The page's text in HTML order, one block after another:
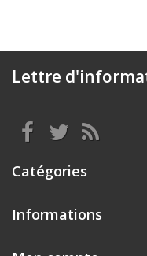
Lettre
Catégories
Informations